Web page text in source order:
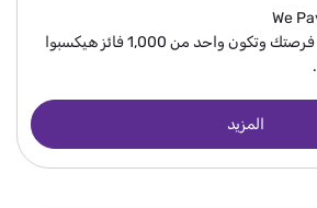
استخدم المحفظة وزود فرصتك وتكون واحد من 1,000 فائز هيكسبوا
المزيد